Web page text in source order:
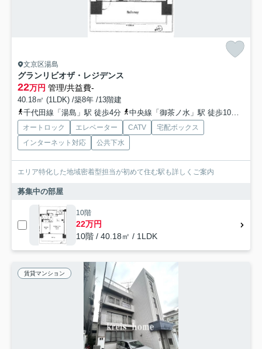
文京区湯島
グランリビオザ・レジデンス
22万円 管理/共益費-
40.18㎡ (1LDK) /築8年 /13階建
千代田線「湯島」駅 徒歩4分
中央線「御茶ノ水」駅 徒歩10分
オートロック エレベーター CATV
宅配ボックス
インターネット対応
公共下水
エリア特化した地域密着型担当が初めて住む駅も詳しくご案内
募集中の部屋
10階
22万円
10階 / 40.18㎡ / 1LDK
賃貸マンション